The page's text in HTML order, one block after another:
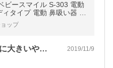
ビースマイル S-303 電動
タイプ 電動 鼻吸い器 鼻
ちゃん 新生児 出産祝い
ップ
3ヶ月の娘の鼻水対策に先に大きいやつを… 2019/11/9